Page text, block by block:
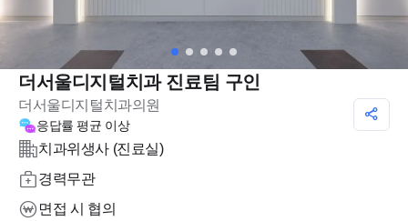
더서울디지털치과 진료팀 구인
더서울디지털치과의원
응답률평균 이상
치과위생사 (진료실)
경력무관
면접 시 협의